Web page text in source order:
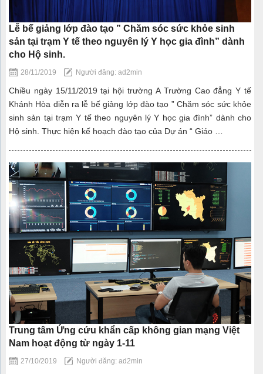
Lễ bế giảng lớp đào tạo ” Chăm sóc sức khỏe sinh
sản tại trạm Y tế theo nguyên lý Y học gia đình” dành
cho Hộ sinh.
28/11/2019 Người đăng: ad2min
Chiều ngày 15/11/2019 tại hội trường A Trường Cao đẳng Y tế
Khánh Hòa diễn ra lễ bế giảng lớp đào tạo ” Chăm sóc sức khỏe
sinh sản tại trạm Y tế theo nguyên lý Y học gia đình” dành cho
Hộ sinh. Thực hiện kế hoạch đào tạo của Dự án “ Giáo …
Trung tâm Ứng cứu khẩn cấp không gian mạng Việt
Nam hoạt động từ ngày 1-11
27/10/2019 Người đăng: ad2min